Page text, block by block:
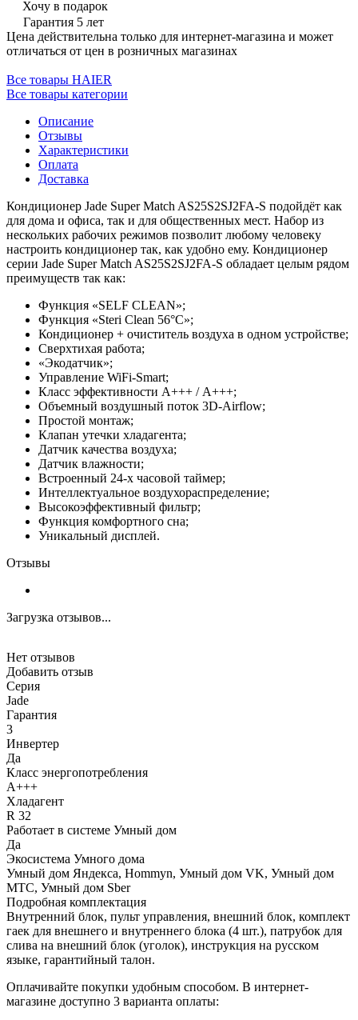
Хочу в подарок
Гарантия 5 лет
Цена действительна только для интернет-магазина и может
отличаться от цен в розничных магазинах
Все товары HAIER
Все товары категории
Описание
Отзывы
Характеристики
Оплата
Доставка
Кондиционер Jade Super Match AS25S2SJ2FA-S подойдёт как
для дома и офиса, так и для общественных мест. Набор из
нескольких рабочих режимов позволит любому человеку
настроить кондиционер так, как удобно ему. Кондиционер
серии Jade Super Match AS25S2SJ2FA-S обладает целым рядом
преимуществ так как:
Функция «SELF CLEAN»;
Функция «Steri Clean 56°С»;
Кондиционер + очиститель воздуха в одном устройстве;
Сверхтихая работа;
«Экодатчик»;
Управление WiFi-Smart;
Класс эффективности A+++ / А+++;
Объемный воздушный поток 3D-Airflow;
Простой монтаж;
Клапан утечки хладагента;
Датчик качества воздуха;
Датчик влажности;
Встроенный 24-х часовой таймер;
Интеллектуальное воздухораспределение;
Высокоэффективный фильтр;
Функция комфортного сна;
Уникальный дисплей.
Отзывы
Загрузка отзывов...
Нет отзывов
Добавить отзыв
Серия
Jade
Гарантия
3
Инвертер
Да
Класс энергопотребления
A+++
Хладагент
R 32
Работает в системе Умный дом
Да
Экосистема Умного дома
Умный дом Яндекса, Hommyn, Умный дом VK, Умный дом
МТС, Умный дом Sber
Подробная комплектация
Внутренний блок, пульт управления, внешний блок, комплект
гаек для внешнего и внутреннего блока (4 шт.), патрубок для
слива на внешний блок (уголок), инструкция на русском
языке, гарантийный талон.
Оплачивайте покупки удобным способом. В интернет-
магазине доступно 3 варианта оплаты: